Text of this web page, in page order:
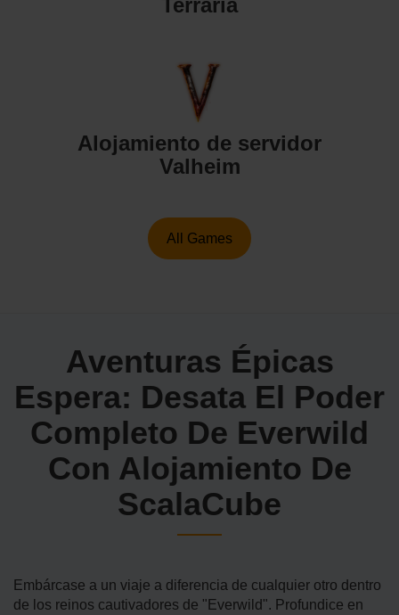
Terraria
Alojamiento de servidor
Valheim
All Games
Aventuras Épicas
Espera: Desata El Poder
Completo De Everwild
Con Alojamiento De
ScalaCube
Embárcase a un viaje a diferencia de cualquier otro dentro
de los reinos cautivadores de "Everwild". Profundice en